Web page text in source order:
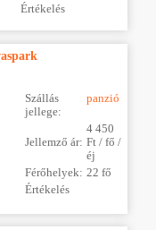
Értékelés
Szállás
jellege:
panzió
Jellemző ár:
4 450
Ft / fő /
éj
Férőhelyek: 22 fő
Értékelés